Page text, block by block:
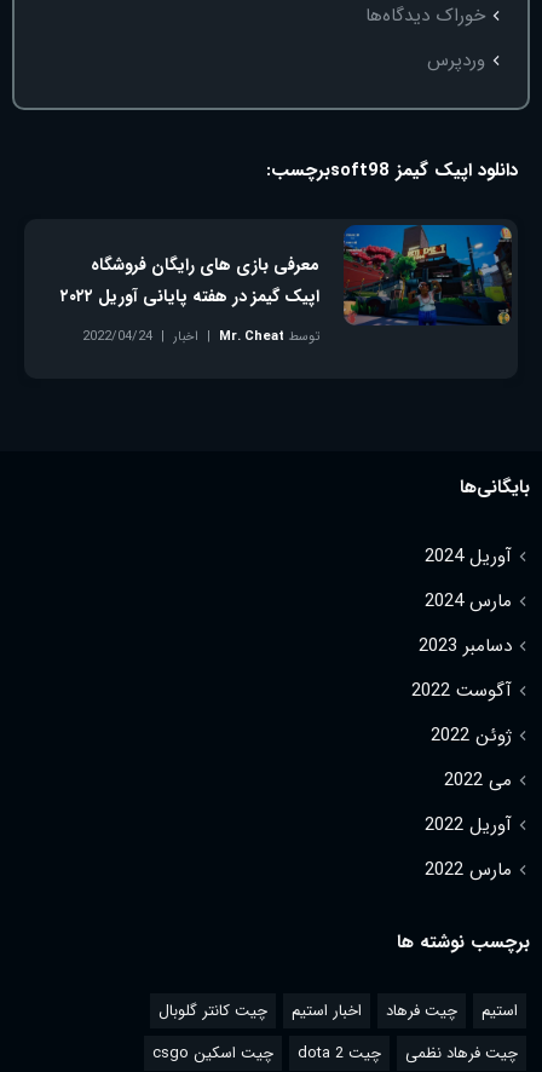
خوراک دیدگاه‌ها
وردپرس
برچسب: دانلود اپیک گیمز soft98
معرفی بازی‌ های رایگان فروشگاه
اپیک گیمز در هفته پایانی آوریل ۲۰۲۲
توسط Mr. Cheat اخبار
2022/04/24
بایگانی‌ها
آوریل 2024
مارس 2024
دسامبر 2023
آگوست 2022
ژوئن 2022
می 2022
آوریل 2022
مارس 2022
برچسب نوشته ها
استیم چیت فرهاد اخبار استیم
چیت کانتر گلوبال
چیت فرهاد نظمی
چیت dota 2 چیت اسکین csgo